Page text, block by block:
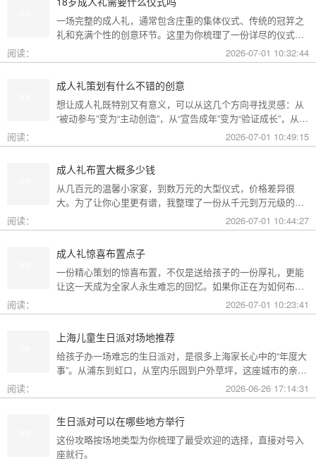
一场完整的成人礼，通常包含庄重的集体仪式、传统的冠笄之
礼和充满个性的创意环节。这里为你梳理了一份详尽的仪式清
阅读： 2026-07-01 10:32:44
成人礼策划有什么不错的创意
想让成人礼既特别又有意义，可以从这几个方向寻找灵感：从
“被动参与”变为“主动创造”，从“宣告成年”变为“验证成长”，从
阅读： 2026-07-01 10:49:15
成人礼布置大概多少钱
从几百元的温馨小家宴，到数万元的大型仪式，价格差异很
大。为了让你心里更有谱，我整理了一份从千元到万元级的费
用构成参考，你可以看看哪种更贴合自己的情况。
阅读： 2026-07-01 10:44:27
成人礼惊喜布置点子
一份精心策划的惊喜布置，不仅是送给孩子的一份厚礼，更能
让这一天成为全家人永生难忘的回忆。如果你正在为如何布置
而头疼，不妨收下这份成人礼惊喜布置全攻略，从主题风格到
细节创意，帮你打造一场仪式感爆棚的成年盛典。
阅读： 2026-07-01 10:23:41
上海儿童生日派对场地推荐
给孩子办一场难忘的生日派对，是很多上海家长心中的“年度大
事”。从浦东到虹口，从室内乐园到户外草坪，这座城市的亲子
友好型场地选择越来越丰富。不过场地多了，选择也成了难
题。这份攻略按类型为你盘点了上海热门的儿童生日派对场
阅读： 2026-06-26 17:14:31
生日派对可以在哪些地方举行
这份攻略按场地类型为你梳理了最受欢迎的选择，直接对号入
座就行。